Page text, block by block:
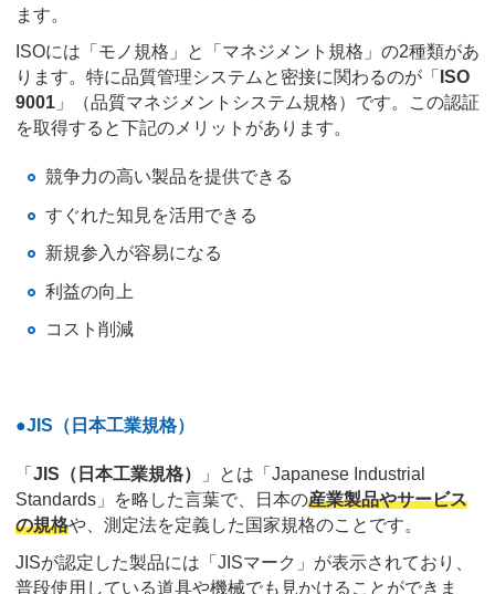
ます。
ISOには「モノ規格」と「マネジメント規格」の2種類があ
ります。特に品質管理システムと密接に関わるのが「 ISO
9001 」（品質マネジメントシステム規格）です。この認証
を取得すると下記のメリットがあります。
競争力の高い製品を提供できる
すぐれた知見を活用できる
新規参入が容易になる
利益の向上
コスト削減
●JIS（日本工業規格）
「 JIS（日本工業規格）
」とは「Japanese Industrial
Standards」を略した言葉で、日本の産業製品やサービス
の規格や、測定法を定義した国家規格のことです。
JISが認定した製品には「JISマーク」が表示されており、
普段使用している道具や機械でも見かけることができま